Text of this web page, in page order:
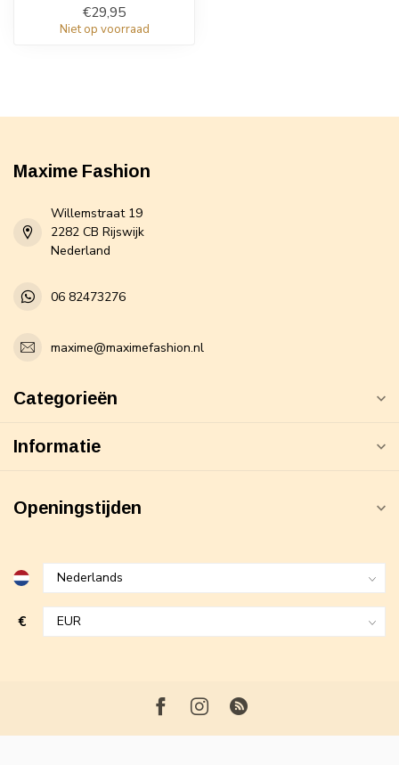
€29,95
Niet op voorraad
Maxime Fashion
Willemstraat 19
2282 CB Rijswijk
Nederland
06 82473276
maxime@maximefashion.nl
Categorieën
Informatie
Openingstijden
€